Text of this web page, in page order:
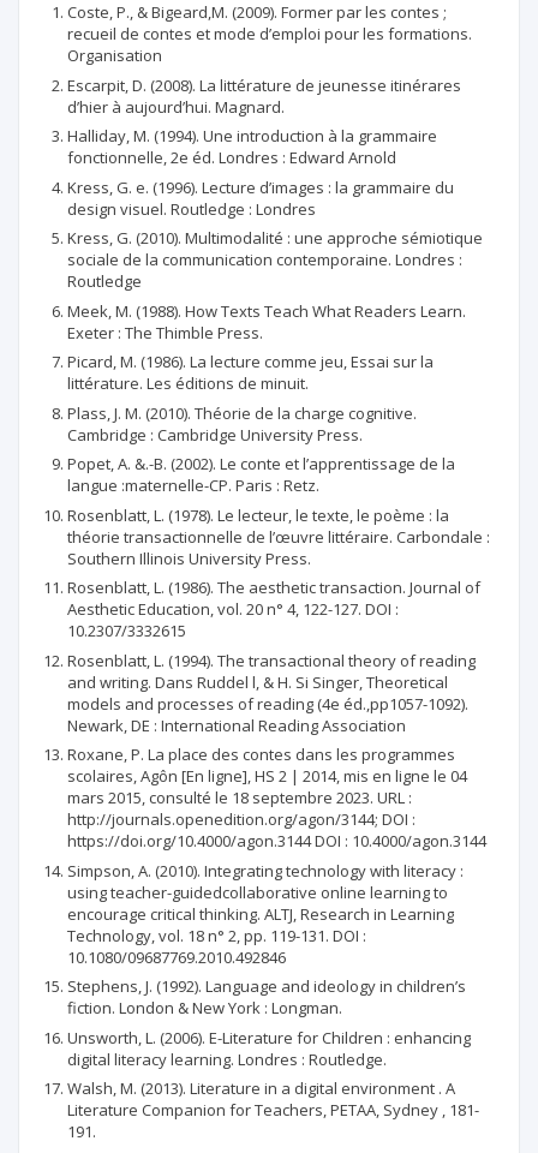
Coste, P., & Bigeard,M. (2009). Former par les contes ;
recueil de contes et mode d’emploi pour les formations.
Organisation
Escarpit, D. (2008). La littérature de jeunesse itinérares
d’hier à aujourd’hui. Magnard.
Halliday, M. (1994). Une introduction à la grammaire
fonctionnelle, 2e éd. Londres : Edward Arnold
Kress, G. e. (1996). Lecture d’images : la grammaire du
design visuel. Routledge : Londres
Kress, G. (2010). Multimodalité : une approche sémiotique
sociale de la communication contemporaine. Londres :
Routledge
Meek, M. (1988). How Texts Teach What Readers Learn.
Exeter : The Thimble Press.
Picard, M. (1986). La lecture comme jeu, Essai sur la
littérature. Les éditions de minuit.
Plass, J. M. (2010). Théorie de la charge cognitive.
Cambridge : Cambridge University Press.
Popet, A. &.-B. (2002). Le conte et l’apprentissage de la
langue :maternelle-CP. Paris : Retz.
Rosenblatt, L. (1978). Le lecteur, le texte, le poème : la
théorie transactionnelle de l’œuvre littéraire. Carbondale :
Southern Illinois University Press.
Rosenblatt, L. (1986). The aesthetic transaction. Journal of
Aesthetic Education, vol. 20 n° 4, 122-127. DOI :
10.2307/3332615
Rosenblatt, L. (1994). The transactional theory of reading
and writing. Dans Ruddel l, & H. Si Singer, Theoretical
models and processes of reading (4e éd.,pp1057­-1092).
Newark, DE : International Reading Association
Roxane, P. La place des contes dans les programmes
scolaires, Agôn [En ligne], HS 2 | 2014, mis en ligne le 04
mars 2015, consulté le 18 septembre 2023. URL :
http://journals.openedition.org/agon/3144; DOI :
https://doi.org/10.4000/agon.3144 DOI : 10.4000/agon.3144
Simpson, A. (2010). Integrating technology with literacy :
using teacher-guidedcollaborative online learning to
encourage critical thinking. ALT­J, Research in Learning
Technology, vol. 18 n° 2, pp. 119-131. DOI :
10.1080/09687769.2010.492846
Stephens, J. (1992). Language and ideology in children’s
fiction. London & New York : Longman.
Unsworth, L. (2006). E-Literature for Children : enhancing
digital literacy learning. Londres : Routledge.
Walsh, M. (2013). Literature in a digital environment . A
Literature Companion for Teachers, PETAA, Sydney , 181­
191.